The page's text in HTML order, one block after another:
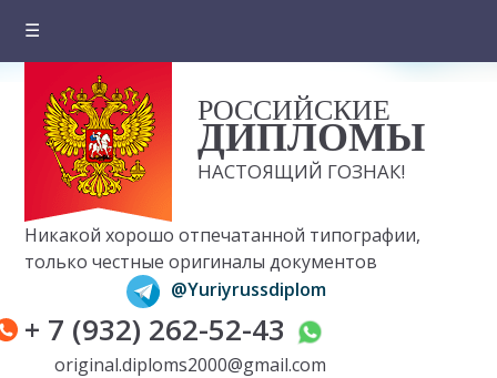
☰
О компании
Цены на документы
Вопросы и ответы
Отзывы клиентов
Оплата и доставка
Контакты
РОССИЙСКИЕ
ДИПЛОМЫ
НАСТОЯЩИЙ ГОЗНАК!
Никакой хорошо отпечатанной типографии,
только честные оригиналы документов
@Yuriyrussdiplom
+ 7 (932) 262-52-43
original.diploms2000@gmail.com